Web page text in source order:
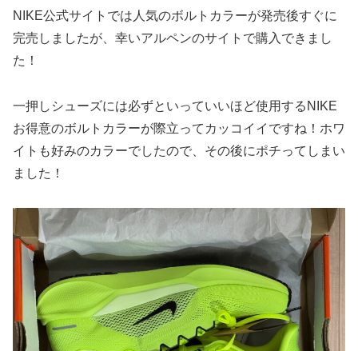
NIKE公式サイトでは人気のボルトカラーが発売後すぐに
完売しましたが、幸いアルペンのサイトで購入できまし
た！
一押しシューズには必ずといっていいほど使用するNIKE
お得意のボルトカラーが際立ってカッコイイですね！ホワ
イトも好みのカラーでしたので、その後にポチってしまい
ました！